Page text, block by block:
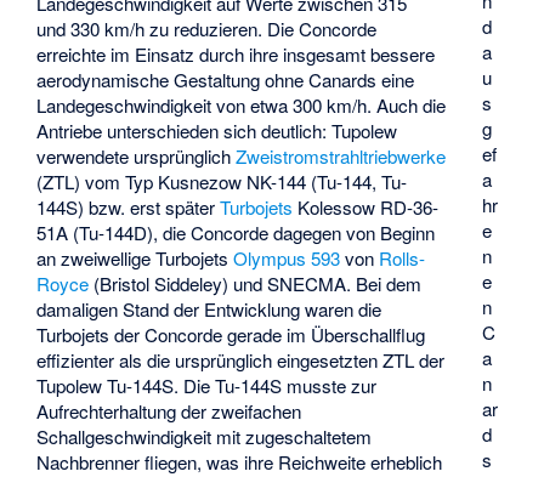
d
a
u
s
g
ef
a
hr
e
n
e
n
C
a
n
ar
d
s
und 330 km/h zu reduzieren. Die Concorde
erreichte im Einsatz durch ihre insgesamt bessere
aerodynamische Gestaltung ohne Canards eine
Landegeschwindigkeit von etwa 300 km/h. Auch die
Antriebe unterschieden sich deutlich: Tupolew
verwendete ursprünglichZweistromstrahltriebwerke
(ZTL) vom Typ Kusnezow NK-144 (Tu-144, Tu-
144S) bzw. erst späterTurbojets Kolessow RD-36-
51A (Tu-144D), die Concorde dagegen von Beginn
an zweiwellige TurbojetsOlympus 593von Rolls-
Royce (Bristol Siddeley) undSNECMA. Bei dem
damaligen Stand der Entwicklung waren die
Turbojets der Concorde gerade im Überschallflug
effizienter als die ursprünglich eingesetzten ZTL der
Tupolew Tu-144S. Die Tu-144S musste zur
Aufrechterhaltung der zweifachen
Schallgeschwindigkeit mit zugeschaltetem
Nachbrenner fliegen, was ihre Reichweite erheblich